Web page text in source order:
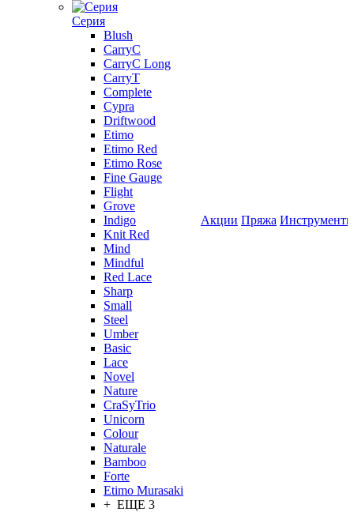
Серия
Blush
CarryC
CarryC Long
CarryT
Complete
Cypra
Driftwood
Etimo
Etimo Red
Etimo Rose
Fine Gauge
Flight
Grove
Indigo
Knit Red
Mind
Mindful
Red Lace
Sharp
Small
Steel
Umber
Basic
Lace
Novel
Nature
CraSyTrio
Unicorn
Colour
Naturale
Bamboo
Forte
Etimo Murasaki
+ ЕЩЕ 3
Акции Пряжа Инструменты